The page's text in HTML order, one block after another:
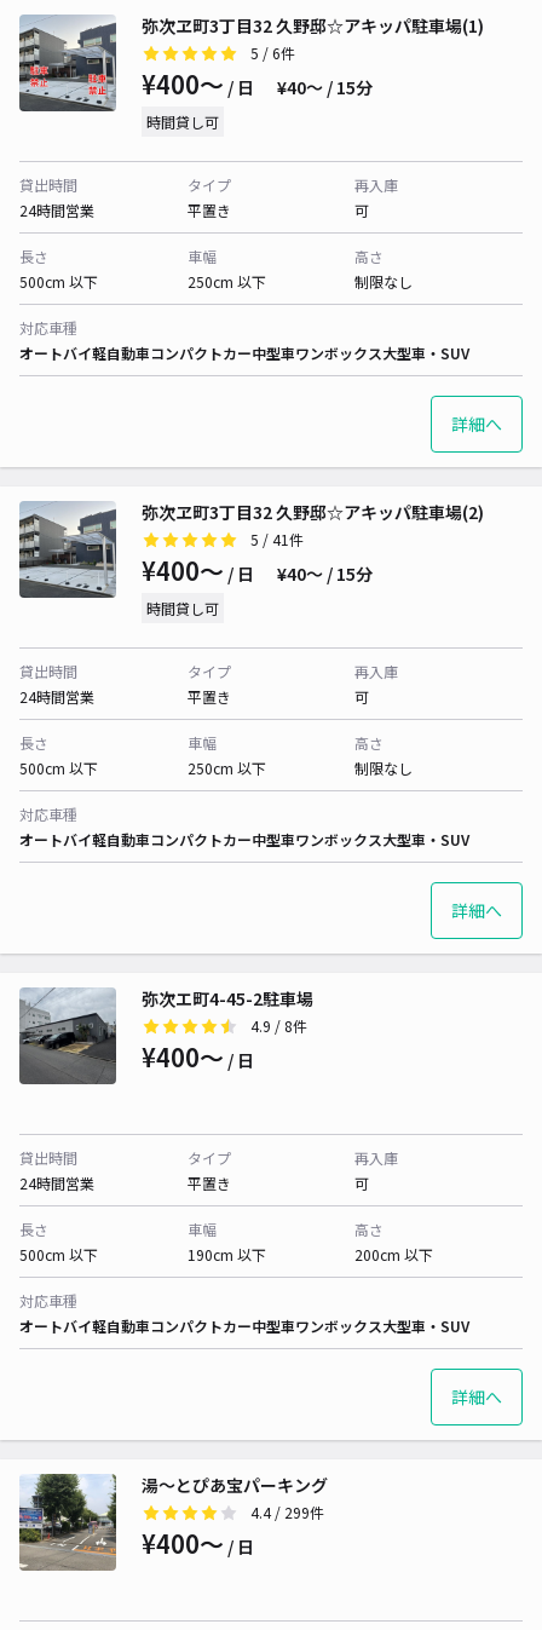
弥次ヱ町3丁目32 久野邸☆アキッパ駐車場(1)
5 / 6件
¥400〜 / 日 ¥40〜 / 15分
時間貸し可
貸出時間
24時間営業
タイプ
平置き
再入庫
可
長さ
500cm 以下
車幅
250cm 以下
高さ
制限なし
対応車種
オートバイ軽自動車コンパクトカー中型車ワンボックス大型車・SUV
詳細へ
弥次ヱ町3丁目32 久野邸☆アキッパ駐車場(2)
5 / 41件
¥400〜 / 日 ¥40〜 / 15分
時間貸し可
貸出時間
24時間営業
タイプ
平置き
再入庫
可
長さ
500cm 以下
車幅
250cm 以下
高さ
制限なし
対応車種
オートバイ軽自動車コンパクトカー中型車ワンボックス大型車・SUV
詳細へ
弥次エ町4-45-2駐車場
4.9 / 8件
¥400〜 / 日
貸出時間
24時間営業
タイプ
平置き
再入庫
可
長さ
500cm 以下
車幅
190cm 以下
高さ
200cm 以下
対応車種
オートバイ軽自動車コンパクトカー中型車ワンボックス大型車・SUV
詳細へ
湯～とぴあ宝パーキング
4.4/ 299件
¥400〜 / 日